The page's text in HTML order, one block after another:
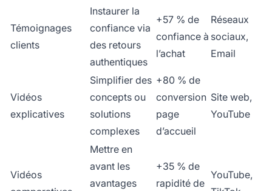
Témoignages
clients
Instaurer la
confiance via
des retours
authentiques
+57 % de
confiance à
l’achat
Réseaux
sociaux,
Email
Vidéos
explicatives
Simplifier des
concepts ou
solutions
complexes
+80 % de
conversion
page
d’accueil
Site web,
YouTube
Vidéos
Mettre en
avant les
avantages
+35 % de
rapidité de
YouTube,